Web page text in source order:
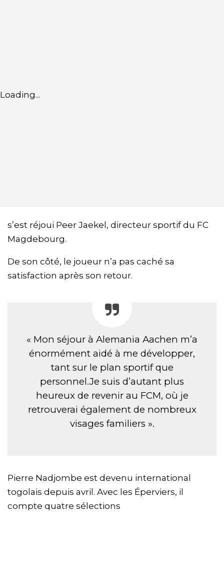
Loading...
s’est réjoui Peer Jaekel, directeur sportif du FC
Magdebourg.
De son côté, le joueur n’a pas caché sa
satisfaction après son retour.
« Mon séjour à Alemania Aachen m’a
énormément aidé à me développer,
tant sur le plan sportif que
personnel.Je suis d’autant plus
heureux de revenir au FCM, où je
retrouverai également de nombreux
visages familiers ».
Pierre Nadjombe est devenu international
togolais depuis avril. Avec les Éperviers, il
compte quatre sélections